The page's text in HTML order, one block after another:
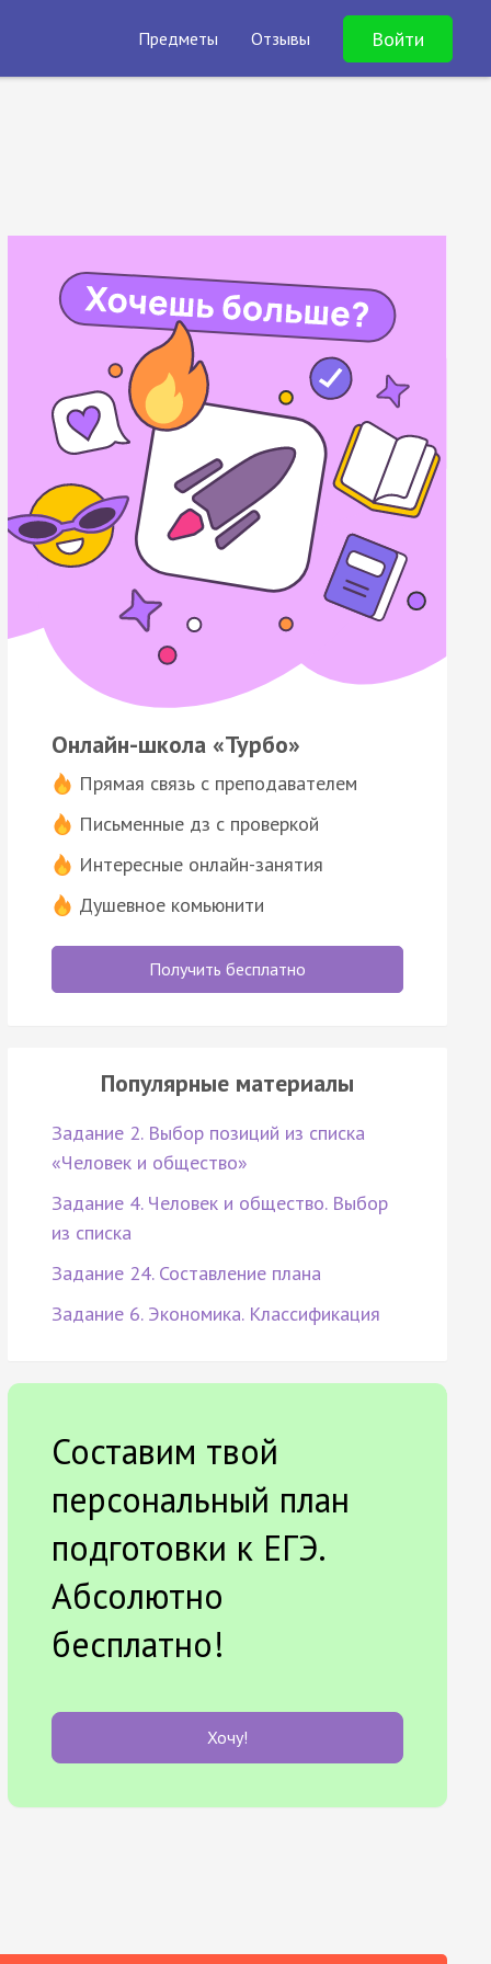
Предметы Отзывы Войти
Онлайн-школа «Турбо»
Прямая связь с преподавателем
Письменные дз с проверкой
Интересные онлайн-занятия
Душевное комьюнити
Получить бесплатно
Популярные материалы
Задание 2. Выбор позиций из списка
«Человек и общество»
Задание 4. Человек и общество. Выбор
из списка
Задание 24. Составление плана
Задание 6. Экономика. Классификация
Составим твой
персональный план
подготовки к ЕГЭ.
Абсолютно
бесплатно!
Хочу!